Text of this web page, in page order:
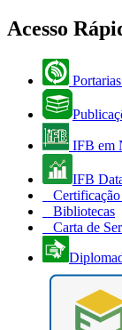
Acesso
IFB em
IFB
Bibliotecas
Carta de